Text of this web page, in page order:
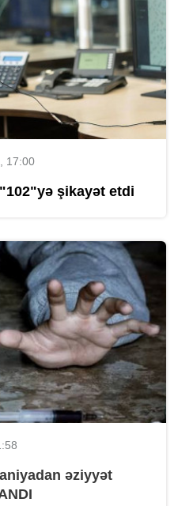
17:00
şikayət etdi
əziyyət